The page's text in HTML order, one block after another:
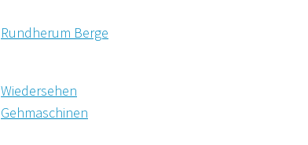
Rundherum Berge
Wiedersehen
Gehmaschinen